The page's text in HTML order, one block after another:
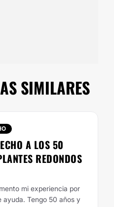
SIMILARES
A LOS 50
REDONDOS
mi experiencia por
ayuda. Tengo 50 años y